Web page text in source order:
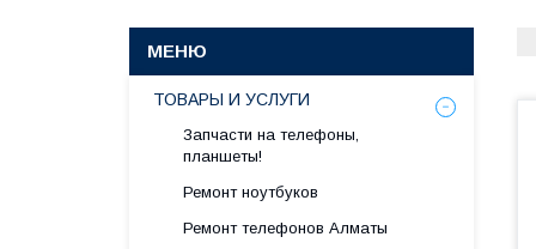
ТОВАРЫ И УСЛУГИ
Запчасти на телефоны,
планшеты!
Ремонт ноутбуков
Ремонт телефонов Алматы